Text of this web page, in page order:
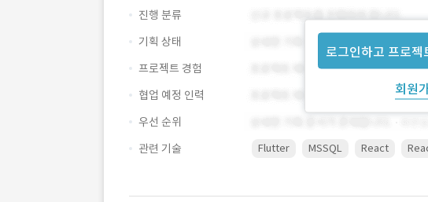
로그인하고 프로젝
회원
진행 분류
기획 상태
프로젝트 경험
협업 예정 인력
우선 순위
관련 기술
Flutter MSSQL React